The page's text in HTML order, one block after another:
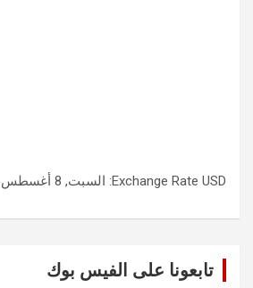
Exchange Rate USD : السبت, 8 أغسطس.
تابعونا على الفيس بوك